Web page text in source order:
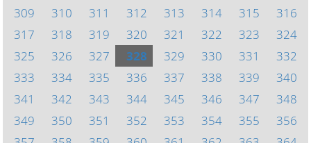
309
310 311 312 313 314 315
316
317
318 319 320 321 322 323
324
325
326 327 328 329 330 331
332
333
334 335 336 337 338 339
340
341
342 343 344 345 346 347
348
349
350 351 352 353 354 355
356